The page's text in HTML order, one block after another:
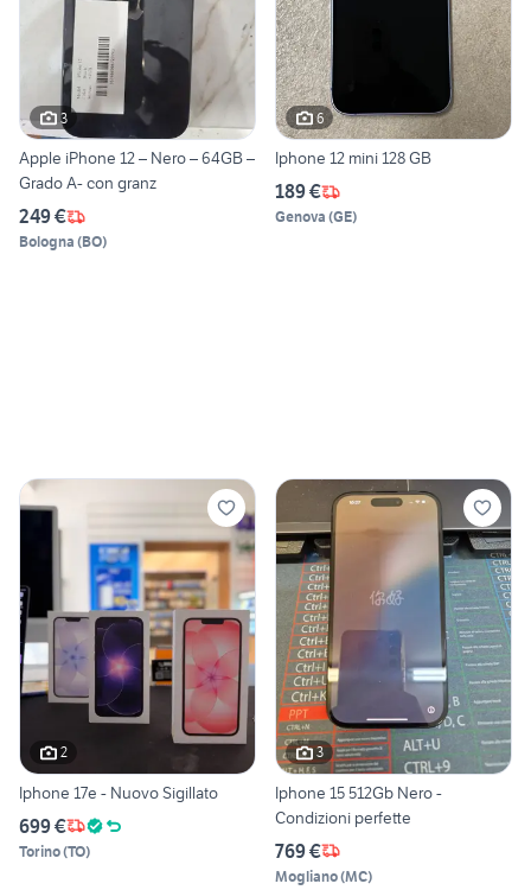
3
Apple iPhone 12 – Nero – 64GB –
Grado A- con granz
249 €
Bologna (BO)
6
Iphone 12 mini 128 GB
189 €
Genova (GE)
2
Iphone 17e - Nuovo Sigillato
699 €
Torino(TO)
3
Iphone 15 512Gb Nero -
Condizioni perfette
769 €
Mogliano(MC)